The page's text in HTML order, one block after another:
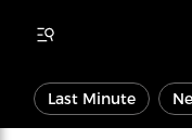
Last Minute